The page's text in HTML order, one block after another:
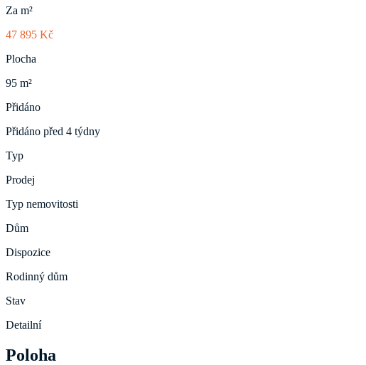
Za m²
47 895 Kč
Plocha
95 m²
Přidáno
Přidáno před 4 týdny
Typ
Prodej
Typ nemovitosti
Dům
Dispozice
Rodinný dům
Stav
Detailní
Poloha